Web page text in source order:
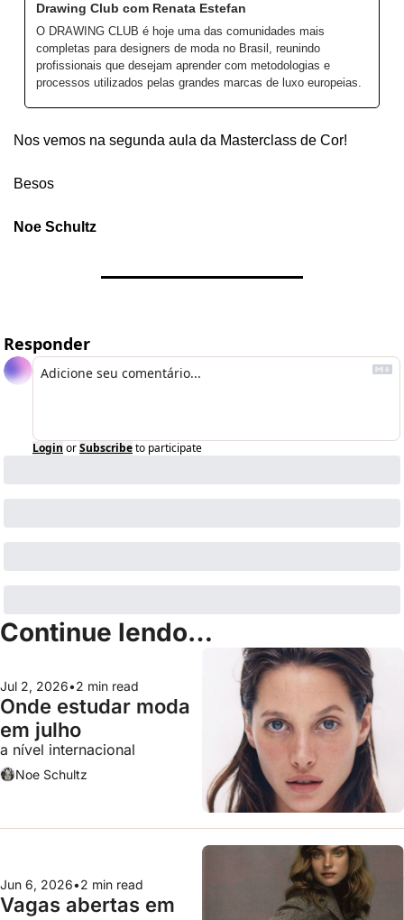
Drawing Club com Renata Estefan
O DRAWING CLUB é hoje uma das comunidades mais
completas para designers de moda no Brasil, reunindo
profissionais que desejam aprender com metodologias e
processos utilizados pelas grandes marcas de luxo europeias.
Nos vemos na segunda aula da Masterclass de Cor!
Besos
Noe Schultz
Responder
Login orSubscribeto participate
Continue lendo…
Jul 2, 2026•2 min read
Onde estudar moda
em julho
a nível internacional
Noe Schultz
Jun 6, 2026•2 min read
Vagas abertas em